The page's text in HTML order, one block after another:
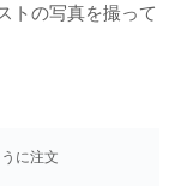
トの写真を撮って
に注文